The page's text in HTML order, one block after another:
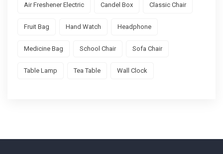
Air Freshener Electric Candel Box Classic Chair
Fruit Bag Hand Watch Headphone
Medicine Bag School Chair Sofa Chair
Table Lamp Tea Table Wall Clock